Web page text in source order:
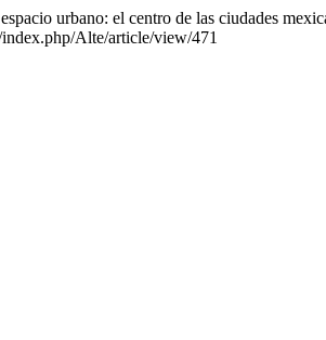
urbano: el centro de las ciudades
Alte/article/view/471